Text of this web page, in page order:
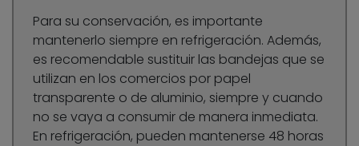
Para su conservación, es importante
mantenerlo siempre en refrigeración. Además,
es recomendable sustituir las bandejas que se
utilizan en los comercios por papel
transparente o de aluminio, siempre y cuando
no se vaya a consumir de manera inmediata.
En refrigeración, pueden mantenerse 48 horas